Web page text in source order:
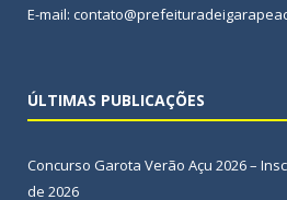
E-mail:
ÚLTIMAS PUBLICAÇÕES
Concurso Garota Verão Açu 2026 –
de 2026